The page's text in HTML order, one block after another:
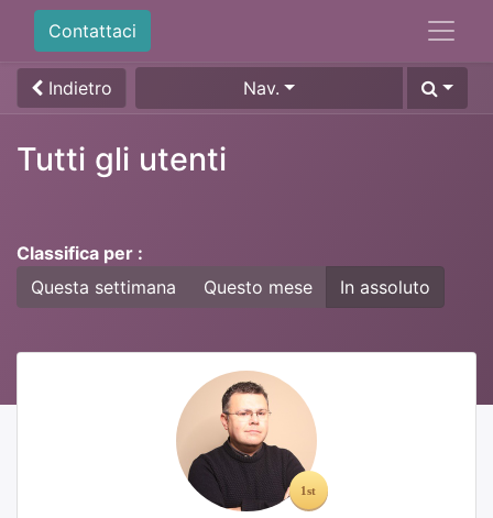
Contattaci
Indietro Nav.
Tutti gli utenti
Classifica per :
Questa settimana
Questo mese In assoluto